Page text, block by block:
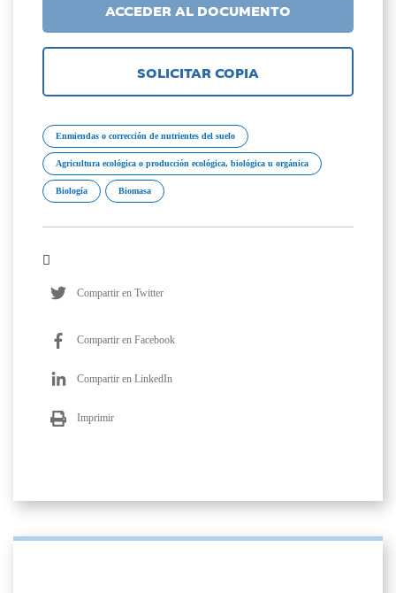
ACCEDER AL DOCUMENTO
SOLICITAR COPIA
Enmiendas o corrección de nutrientes del suelo
Agricultura ecológica o producción ecológica, biológica u orgánica
Biología Biomasa
Compartir en Twitter
Compartir en Facebook
Compartir en LinkedIn
Imprimir